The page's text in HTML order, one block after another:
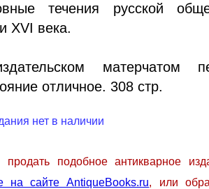
течения русской
XVI века.
матерчатом
отличное. 308 стр.
нет в наличии
подобное антикварное
на сайте AntiqueBooks.ru, или